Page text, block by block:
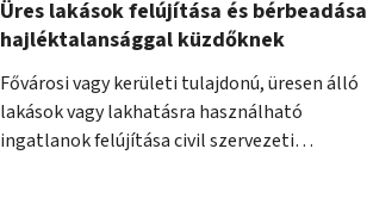
Üres lakások felújítása és bérbeadása
hajléktalansággal küzdőknek
Fővárosi vagy kerületi tulajdonú, üresen álló
lakások vagy lakhatásra használható
ingatlanok felújítása civil szervezeti